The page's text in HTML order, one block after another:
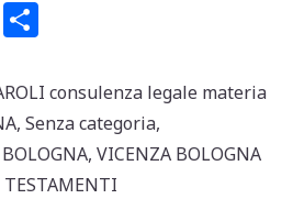
G
n
di
vi
di
consulenza legale materia
, Senza categoria,
, VICENZA BOLOGNA
TESTAMENTI